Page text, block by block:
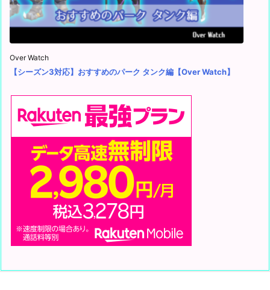
Over Watch
【シーズン3対応】おすすめのパーク タンク編【Over Watch】